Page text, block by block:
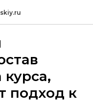
курса,
подход к